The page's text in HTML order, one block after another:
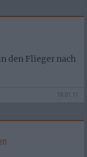
den Flieger nach
19.01.11